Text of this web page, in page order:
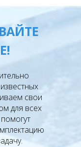
свои
для всех